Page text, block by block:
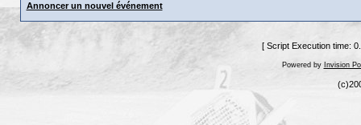
Annoncer un nouvel événement
[ Script Execution time:
Powered by Invision